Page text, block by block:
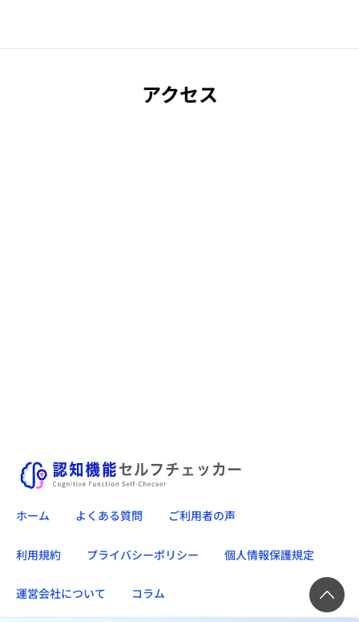
アクセス
ホーム よくある質問 ご利用者の声
利用規約 プライバシーポリシー 個人情報保護規定
運営会社について コラム